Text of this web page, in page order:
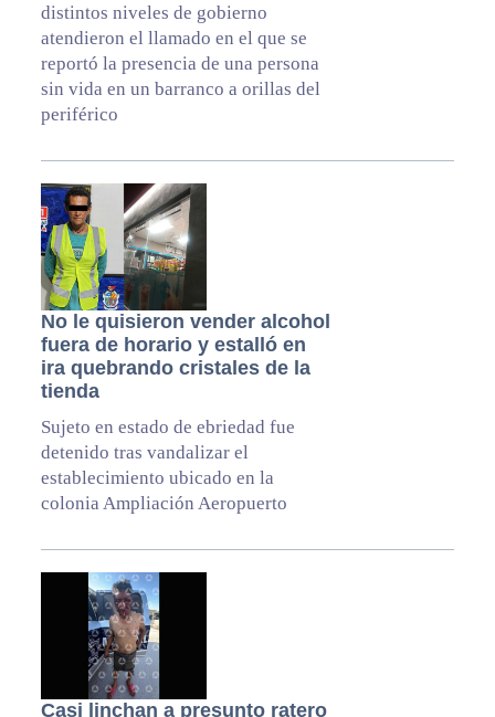
distintos niveles de gobierno
atendieron el llamado en el que se
reportó la presencia de una persona
sin vida en un barranco a orillas del
periférico
No le quisieron vender alcohol
fuera de horario y estalló en
ira quebrando cristales de la
tienda
Sujeto en estado de ebriedad fue
detenido tras vandalizar el
establecimiento ubicado en la
colonia Ampliación Aeropuerto
Casi linchan a presunto ratero